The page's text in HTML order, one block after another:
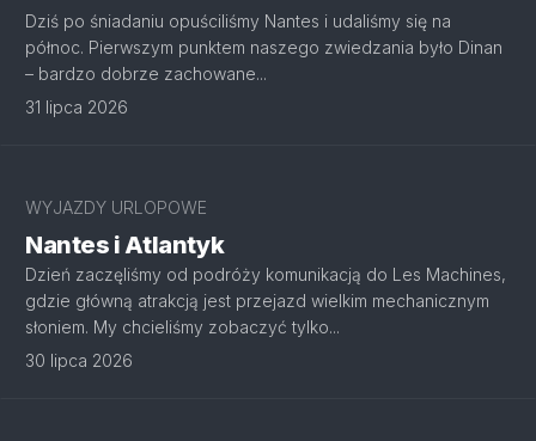
Dziś po śniadaniu opuściliśmy Nantes i udaliśmy się na
północ. Pierwszym punktem naszego zwiedzania było Dinan
– bardzo dobrze zachowane...
31 lipca 2026
WYJAZDY URLOPOWE
Nantes i Atlantyk
Dzień zaczęliśmy od podróży komunikacją do Les Machines,
gdzie główną atrakcją jest przejazd wielkim mechanicznym
słoniem. My chcieliśmy zobaczyć tylko...
30 lipca 2026